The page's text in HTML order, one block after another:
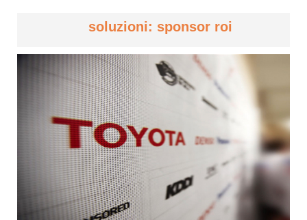
soluzioni: sponsor roi